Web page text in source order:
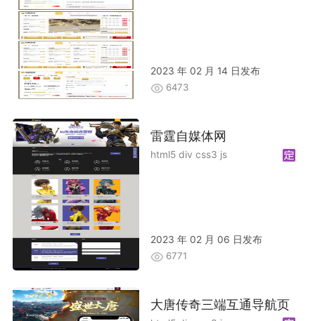
2023 年 02 月 14 日发布
6473
雷霆自媒体网
html5 div css3 js
2023 年 02 月 06 日发布
6771
大唐传奇三端互通导航页